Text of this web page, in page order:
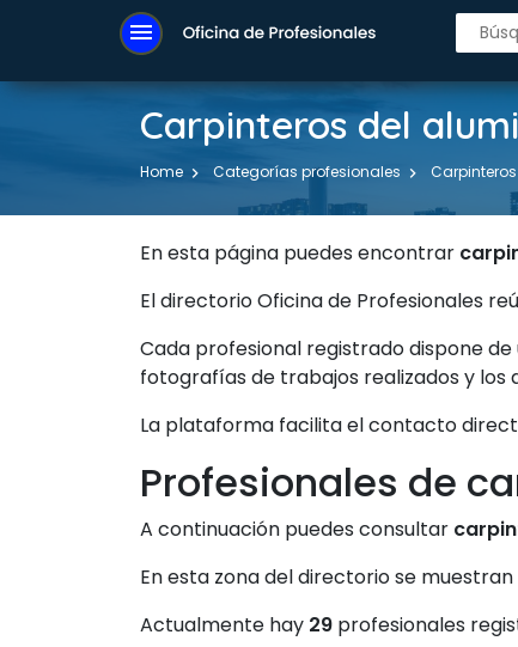
menu
Carpinteros del
Home Categorías profesionales
En esta página puedes encontrar
El directorio Oficina de Profesionales
Cada profesional registrado dispone
fotografías de trabajos realizados y los
La plataforma facilita el contacto
Profesionales de
A continuación puedes consultar
En esta zona del directorio se
Actualmente hay 29 profesionales